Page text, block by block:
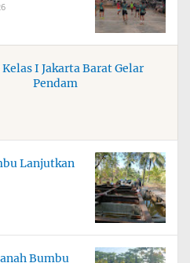
Kelas I Jakarta Barat Gelar
Pendam
Lanjutkan
Bumbu